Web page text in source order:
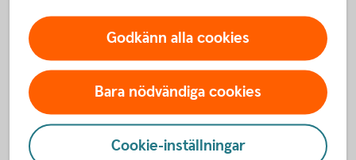
Andra läser också
Bodelning och bodelningsavtal – så
funkar det
Hur funkar det med bodelning och bodelningsavtal?
Som gift har du rätt till hälften av era gemensamma
Godkänn alla cookies
Bara nödvändiga cookies
Cookie-inställningar